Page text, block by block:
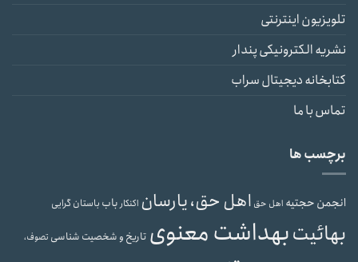
تلویزیون اینترنتی
نشریه الکترونیکی پندار
کتابخانه دیجیتال سراب
تماس با ما
برچسب ها
انجمن حجتیه اهل حق اهل حق، یارسان اکنکارباب باستان گرایی
بهائیتبهداشت معنوی تاریخ و شخصیت شناسی تصوف،